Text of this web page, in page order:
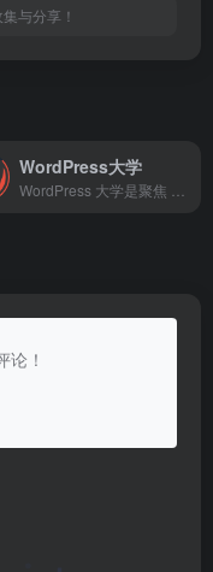
与分享！
WordPress大学
论！